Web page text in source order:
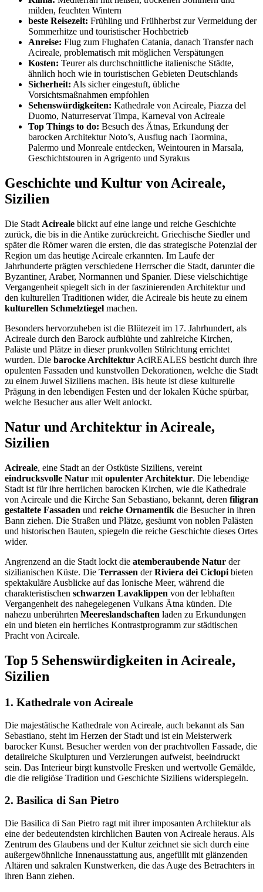
milden, feuchten Wintern
beste Reisezeit: Frühling und Frühherbst zur Vermeidung der
Sommerhitze und touristischer Hochbetrieb
Anreise: Flug zum Flughafen Catania, danach Transfer nach
Acireale, problematisch mit möglichen Verspätungen
Kosten: Teurer als durchschnittliche italienische Städte,
ähnlich hoch wie in touristischen Gebieten Deutschlands
Sicherheit: Als sicher eingestuft, übliche
Vorsichtsmaßnahmen empfohlen
Sehenswürdigkeiten: Kathedrale von Acireale, Piazza del
Duomo, Naturreservat Timpa, Karneval von Acireale
Top Things to do: Besuch des Ätnas, Erkundung der
barocken Architektur Noto’s, Ausflug nach Taormina,
Palermo und Monreale entdecken, Weintouren in Marsala,
Geschichtstouren in Agrigento und Syrakus
Geschichte und Kultur von Acireale,
Sizilien
Die Stadt Acireale blickt auf eine lange und reiche Geschichte
zurück, die bis in die Antike zurückreicht. Griechische Siedler und
später die Römer waren die ersten, die das strategische Potenzial der
Region um das heutige Acireale erkannten. Im Laufe der
Jahrhunderte prägten verschiedene Herrscher die Stadt, darunter die
Byzantiner, Araber, Normannen und Spanier. Diese vielschichtige
Vergangenheit spiegelt sich in der faszinierenden Architektur und
den kulturellen Traditionen wider, die Acireale bis heute zu einem
kulturellen Schmelztiegel machen.
Besonders hervorzuheben ist die Blütezeit im 17. Jahrhundert, als
Acireale durch den Barock aufblühte und zahlreiche Kirchen,
Paläste und Plätze in dieser prunkvollen Stilrichtung errichtet
wurden. Die barocke Architektur AciREALES besticht durch ihre
opulenten Fassaden und kunstvollen Dekorationen, welche die Stadt
zu einem Juwel Siziliens machen. Bis heute ist diese kulturelle
Prägung in den lebendigen Festen und der lokalen Küche spürbar,
welche Besucher aus aller Welt anlockt.
Natur und Architektur in Acireale,
Sizilien
Acireale, eine Stadt an der Ostküste Siziliens, vereint
eindrucksvolle Natur mit opulenter Architektur. Die lebendige
Stadt ist für ihre herrlichen barocken Kirchen, wie die Kathedrale
von Acireale und die Kirche San Sebastiano, bekannt, deren filigran
gestaltete Fassaden und reiche Ornamentik die Besucher in ihren
Bann ziehen. Die Straßen und Plätze, gesäumt von noblen Palästen
und historischen Bauten, spiegeln die reiche Geschichte dieses Ortes
wider.
Angrenzend an die Stadt lockt die atemberaubende Natur der
sizilianischen Küste. Die Terrassen derRiviera dei Ciclopi bieten
spektakuläre Ausblicke auf das Ionische Meer, während die
charakteristischen schwarzen Lavaklippen von der lebhaften
Vergangenheit des nahegelegenen Vulkans Ätna künden. Die
nahezu unberührten Meereslandschaften laden zu Erkundungen
ein und bieten ein herrliches Kontrastprogramm zur städtischen
Pracht von Acireale.
Top 5 Sehenswürdigkeiten in Acireale,
Sizilien
1. Kathedrale von Acireale
Die majestätische Kathedrale von Acireale, auch bekannt als San
Sebastiano, steht im Herzen der Stadt und ist ein Meisterwerk
barocker Kunst. Besucher werden von der prachtvollen Fassade, die
detailreiche Skulpturen und Verzierungen aufweist, beeindruckt
sein. Das Interieur birgt kunstvolle Fresken und wertvolle Gemälde,
die die religiöse Tradition und Geschichte Siziliens widerspiegeln.
2. Basilica di San Pietro
Die Basilica di San Pietro ragt mit ihrer imposanten Architektur als
eine der bedeutendsten kirchlichen Bauten von Acireale heraus. Als
Zentrum des Glaubens und der Kultur zeichnet sie sich durch eine
außergewöhnliche Innenausstattung aus, angefüllt mit glänzenden
Altären und sakralen Kunstwerken, die das Auge des Betrachters in
ihren Bann ziehen.